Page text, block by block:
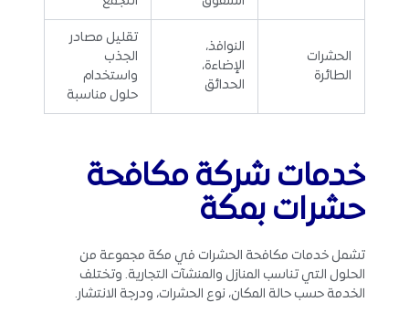
الحشرات
الطائرة
النوافذ،
الإضاءة،
الحدائق
تقليل مصادر
الجذب
واستخدام
حلول مناسبة
خدمات شركة مكافحة
حشرات بمكة
تشمل خدمات مكافحة الحشرات في مكة مجموعة من
الحلول التي تناسب المنازل والمنشآت التجارية. وتختلف
الخدمة حسب حالة المكان، نوع الحشرات، ودرجة الانتشار.